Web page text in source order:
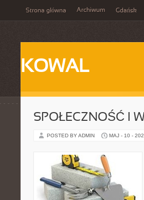
Strona główna Archiwum Gdańsk
KOWAL
SPOŁECZNOŚĆ I
POSTED BY ADMIN MAJ - 10 -